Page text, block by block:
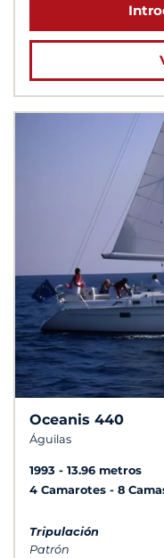
Oceanis 440
Águilas
1993
13.96 metros
4 Camarotes
8
Tripulación
Patrón